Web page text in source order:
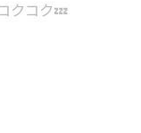
クコク💤